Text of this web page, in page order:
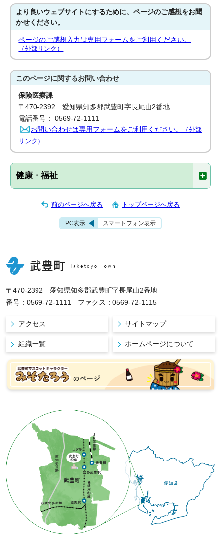
より良いウェブサイトにするために、ページのご感想をお聞
かせください。
ページのご感想入力は専用フォームをご利用ください。
（外部リンク）
このページに関するお問い合わせ
保険医療課
〒470-2392 愛知県知多郡武豊町字長尾山2番地
電話番号： 0569-72-1111
お問い合わせは専用フォームをご利用ください。
（外部
リンク）
健康・福祉
前のページへ戻る トップページへ戻る
PC表示 スマートフォン表示
〒470-2392 愛知県知多郡武豊町字長尾山2番地
番号：0569-72-1111 ファクス：0569-72-1115
アクセス サイトマップ
組織一覧 ホームページについて